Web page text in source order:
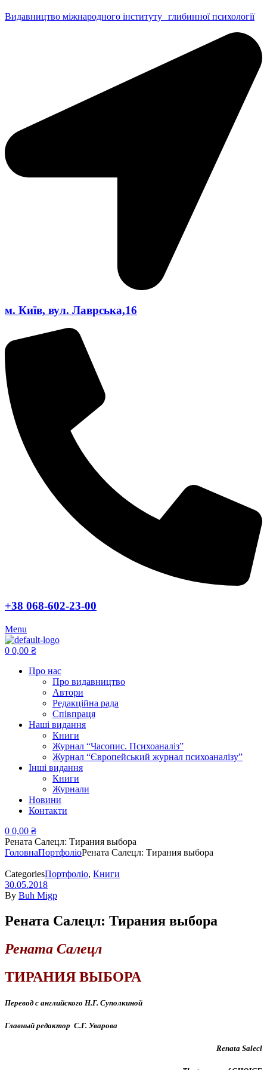
Видавництво міжнародного інституту глибинної психології
м. Київ, вул. Лаврська,16
+38 068-602-23-00
Menu
0 0,00 ₴
Про нас
Про видавництво
Автори
Редакційна рада
Співпраця
Наші видання
Книги
Журнал “Часопис. Психоаналіз”
Журнал “Європейський журнал психоаналізу”
Інші видання
Книги
Журнали
Новини
Контакти
0 0,00 ₴
Рената Салецл: Тирания выбора
ГоловнаПортфоліоРената Салецл: Тирания выбора
CategoriesПортфоліо, Книги
30.05.2018
By Buh Migp
Рената Салецл: Тирания выбора
Рената Салецл
ТИРАНИЯ ВЫБОРА
Перевод с английского Н.Г. Суполкиной
Главный редактор С.Г. Уварова
Renata Salecl